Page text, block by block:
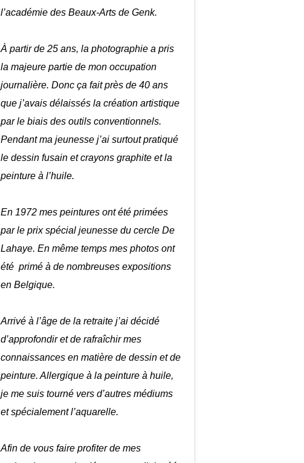
l’académie des Beaux-Arts de Genk.
À partir de 25 ans, la photographie a pris
la majeure partie de mon occupation
journalière. Donc ça fait près de 40 ans
que j’avais délaissés la création artistique
par le biais des outils conventionnels.
Pendant ma jeunesse j’ai surtout pratiqué
le dessin fusain et crayons graphite et la
peinture à l’huile.
En 1972 mes peintures ont été primées
par le prix spécial jeunesse du cercle De
Lahaye. En même temps mes photos ont
été primé à de nombreuses expositions
en Belgique.
Arrivé à l’âge de la retraite j’ai décidé
d’approfondir et de rafraîchir mes
connaissances en matière de dessin et de
peinture. Allergique à la peinture à huile,
je me suis tourné vers d’autres médiums
et spécialement l’aquarelle.
Afin de vous faire profiter de mes